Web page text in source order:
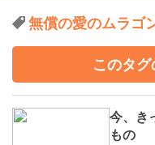
無償の愛のムラゴ
このタ
今、き
もの